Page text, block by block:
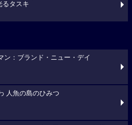
るタスキ
：ブランド・ニュー・デイ
人魚の島のひみつ